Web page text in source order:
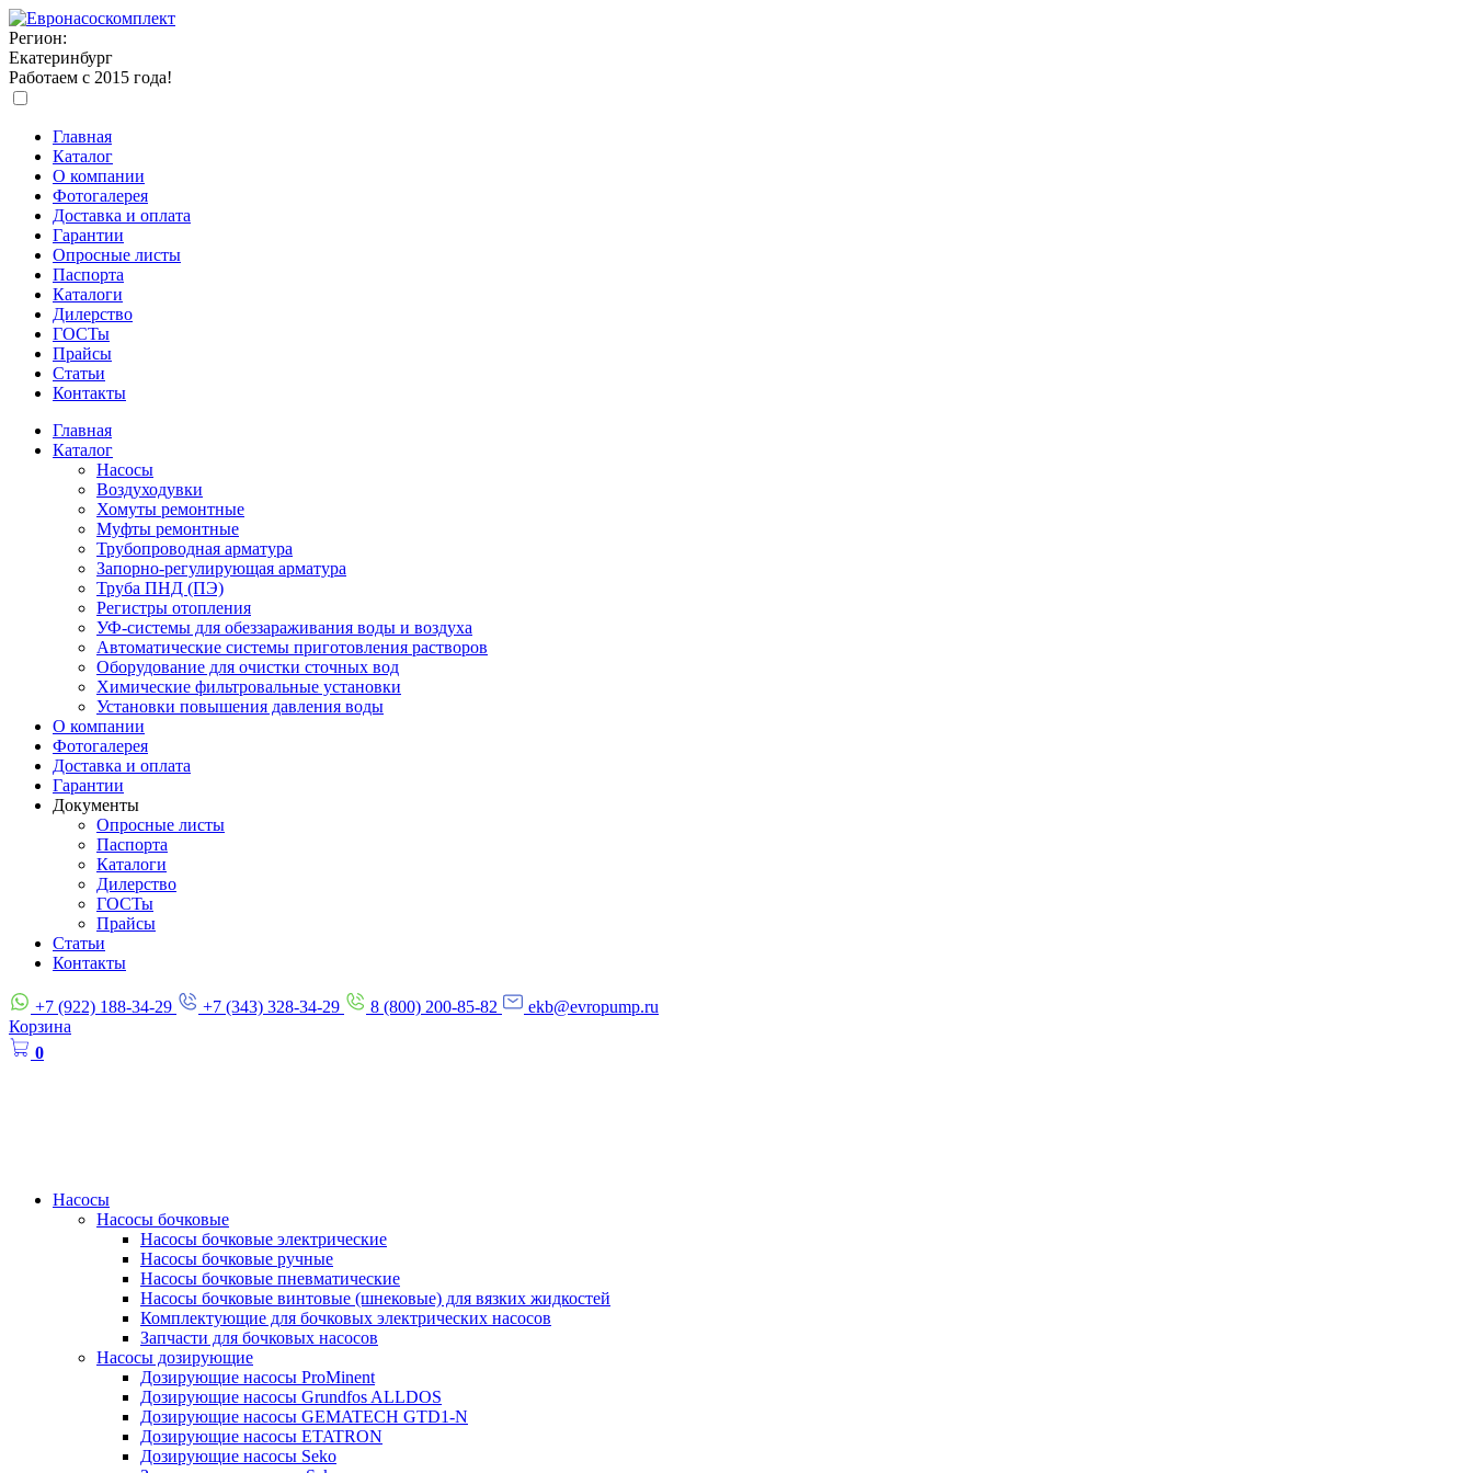
Регион:
Екатеринбург
Работаем с 2015 года!
Главная
Каталог
О компании
Фотогалерея
Доставка и оплата
Гарантии
Опросные листы
Паспорта
Каталоги
Дилерство
ГОСТы
Прайсы
Статьи
Контакты
Главная
Каталог
Насосы
Воздуходувки
Хомуты ремонтные
Муфты ремонтные
Трубопроводная арматура
Запорно-регулирующая арматура
Труба ПНД (ПЭ)
Регистры отопления
УФ-системы для обеззараживания воды и воздуха
Автоматические системы приготовления растворов
Оборудование для очистки сточных вод
Химические фильтровальные установки
Установки повышения давления воды
О компании
Фотогалерея
Доставка и оплата
Гарантии
Документы
Опросные листы
Паспорта
Каталоги
Дилерство
ГОСТы
Прайсы
Статьи
Контакты
+7 (922) 188-34-29 +7 (343) 328-34-29 8 (800) 200-85-82
ekb@evropump.ru
Корзина
0
Насосы
Насосы бочковые
Насосы бочковые электрические
Насосы бочковые ручные
Насосы бочковые пневматические
Насосы бочковые винтовые (шнековые) для вязких жидкостей
Комплектующие для бочковых электрических насосов
Запчасти для бочковых насосов
Насосы дозирующие
Дозирующие насосы ProMinent
Дозирующие насосы Grundfos ALLDOS
Дозирующие насосы GEMATECH GTD1-N
Дозирующие насосы ETATRON
Дозирующие насосы Seko